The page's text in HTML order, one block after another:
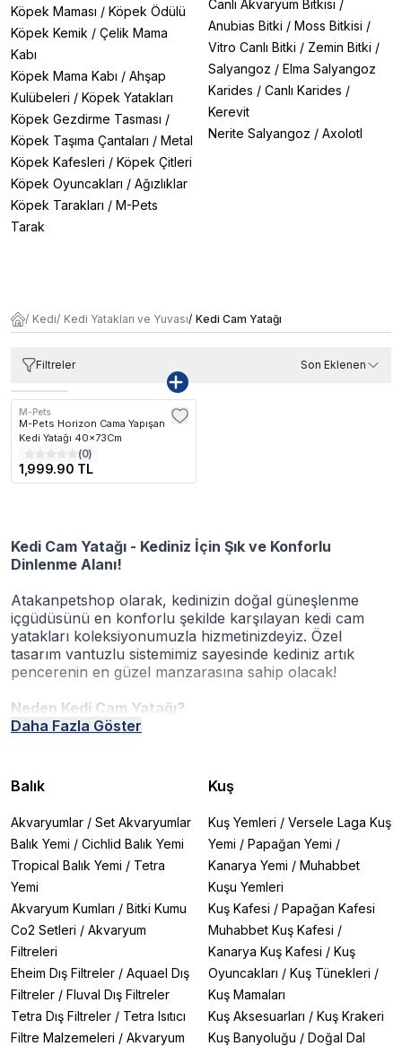
Köpek Maması / Köpek Ödülü
Köpek Kemik / Çelik Mama
Kabı
Köpek Mama Kabı / Ahşap
Kulübeleri / Köpek Yatakları
Köpek Gezdirme Tasması /
Köpek Taşıma Çantaları / Metal
Köpek Kafesleri / Köpek Çitleri
Köpek Oyuncakları / Ağızlıklar
Köpek Tarakları / M-Pets
Tarak
Canlı Akvaryum Bitkisi /
Anubias Bitki / Moss Bitkisi /
Vitro Canlı Bitki / Zemin Bitki /
Salyangoz / Elma Salyangoz
Karides / Canlı Karides /
Kerevit
Nerite Salyangoz / Axolotl
/ Kedi/ Kedi Yatakları ve Yuvası/ Kedi Cam Yatağı
Filtreler Son Eklenen
M-Pets
M-Pets Horizon Cama Yapışan
Kedi Yatağı 40x73Cm
(0)
1,999.90 TL
Kedi Cam Yatağı - Kediniz İçin Şık ve Konforlu
Dinlenme Alanı!
Atakanpetshop olarak, kedinizin doğal güneşlenme
içgüdüsünü en konforlu şekilde karşılayan kedi cam
yatakları koleksiyonumuzla hizmetinizdeyiz. Özel
tasarım vantuzlu sistemimiz sayesinde kediniz artık
pencerenin en güzel manzarasına sahip olacak!
Neden Kedi Cam Yatağı?
✔Güneşlenme keyfi: Kedilerin doğal güneşlenme
✔Hijyenik yapı: Kolay temizlenebilir cam yüzey
Konforlu tasarım: Yumuşak minderli versiyonlar
✔Dayanıklı malzeme: Kaliteli plexiglass ve güçlü
vantuzlar
Öne Çıkan Özellikler
1. Ultra Güvenli Vantuz Sistemi
4'lü güçlendirilmiş vantuz teknolojisi
15 kg'a kadar taşıma kapasitesi
Kaymaz yüzey tasarımı
2. Premium Konfor
Çıkarılabilir yumuşak minder opsiyonu
Ortopedik köpük destekli modeller
Yıkanabilir kumaş seçenekleri
Daha Fazla Göster
Balık
Akvaryumlar / Set Akvaryumlar
Balık Yemi / Cichlid Balık Yemi
Tropical Balık Yemi / Tetra
Yemi
Akvaryum Kumları / Bitki Kumu
Co2 Setleri / Akvaryum
Filtreleri
Eheim Dış Filtreler / Aquael Dış
Filtreler / Fluval Dış Filtreler
Tetra Dış Filtreler / Tetra Isıtıcı
Filtre Malzemeleri / Akvaryum
Kuş
Kuş Yemleri / Versele Laga Kuş
Yemi / Papağan Yemi /
Kanarya Yemi / Muhabbet
Kuşu Yemleri
Kuş Kafesi / Papağan Kafesi
Muhabbet Kuş Kafesi /
Kanarya Kuş Kafesi / Kuş
Oyuncakları / Kuş Tünekleri /
Kuş Mamaları
Kuş Aksesuarları / Kuş Krakeri
Kuş Banyoluğu / Doğal Dal